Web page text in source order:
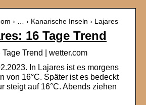
› … › Kanarische Inseln › Lajares
16 Tage Trend
Trend | wetter.com
In Lajares ist es morgens
von 16°C. Später ist es bedeckt
steigt auf 16°C. Abends ziehen